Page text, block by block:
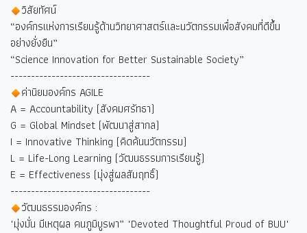
วิสัยทัศน์
“องค์กรแห่งการเรียนรู้ด้านวิทยาศาสตร์และนวัตกรรมเพื่อสังคมที่ดีขึ้น
อย่างยั่งยืน”
“Science Innovation for Better Sustainable Society”
----------------------------------
ค่านิยมองค์กร AGILE
A = Accountability (สังคมศรัทธา)
G = Global Mindset (พัฒนาสู่สากล)
I = Innovative Thinking (คิดค้นนวัตกรรม)
L = Life-Long Learning (วัฒนธรรมการเรียนรู้)
E = Effectiveness (มุ่งสู่ผลสัมฤทธิ์)
----------------------------------
วัฒนธรรมองค์กร :
"มุ่งมั่น มีเหตุผล คนภูมิบูรพา” "Devoted Thoughtful Proud of BUU"